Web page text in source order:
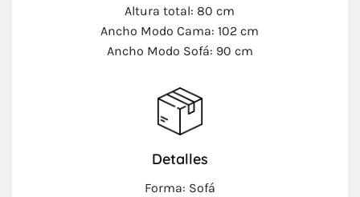
Altura total: 80 cm
Ancho Modo Cama: 102 cm
Ancho Modo Sofá: 90 cm
Detalles
Forma: Sofá